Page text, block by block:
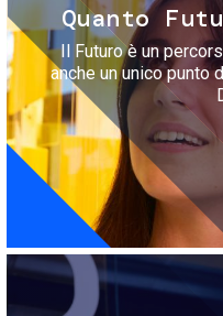
Quanto
Il Futuro è un
anche un unico punto